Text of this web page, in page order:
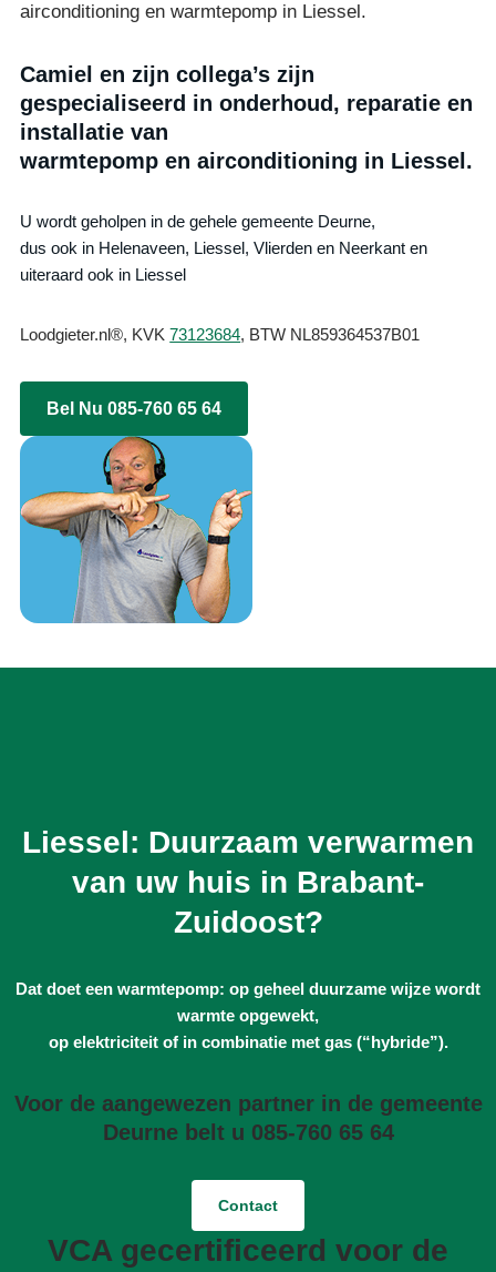
airconditioning en warmtepomp in Liessel.
Camiel en zijn collega’s zijn
gespecialiseerd in onderhoud, reparatie en
installatie van
warmtepomp en airconditioning in Liessel.
U wordt geholpen in de gehele gemeente Deurne,
dus ook in Helenaveen, Liessel, Vlierden en Neerkant en
uiteraard ook in Liessel
Loodgieter.nl®, KVK73123684, BTW NL859364537B01
Bel Nu 085-760 65 64
Liessel: Duurzaam verwarmen
van uw huis in Brabant-
Zuidoost?
Dat doet een warmtepomp: op geheel duurzame wijze wordt
warmte opgewekt,
op elektriciteit of in combinatie met gas (“hybride”).
Voor de aangewezen partner in de gemeente
Deurne belt u 085-760 65 64
Contact
VCA gecertificeerd voor de